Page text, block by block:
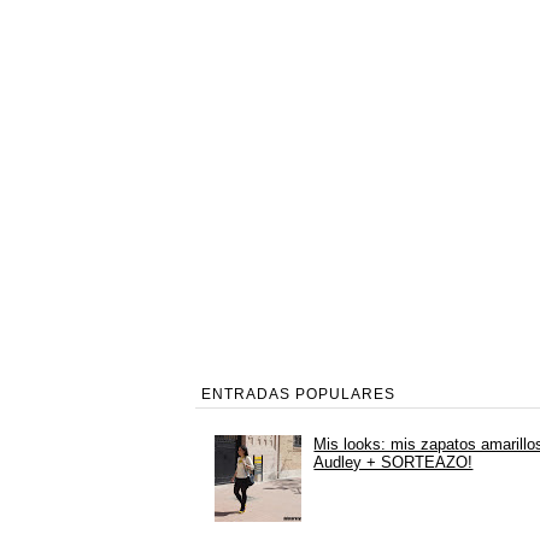
ENTRADAS POPULARES
Mis looks: mis zapatos
Audley + SORTEAZO!